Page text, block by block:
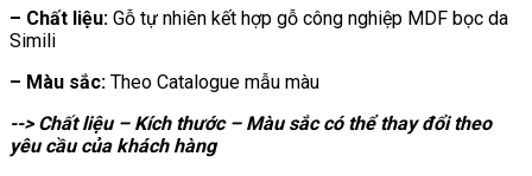
– Chất liệu: Gỗ tự nhiên kết hợp gỗ công nghiệp MDF bọc da
Simili
– Màu sắc: Theo Catalogue mẫu màu
--> Chất liệu – Kích thước – Màu sắc có thể thay đổi theo
yêu cầu của khách hàng